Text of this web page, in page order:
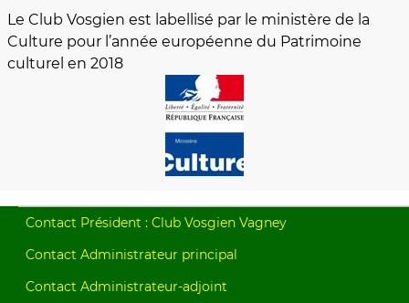
Le Club Vosgien est labellisé par le ministère de la
Culture pour l’année européenne du Patrimoine
culturel en 2018
Contact Président : Club Vosgien Vagney
Contact Administrateur principal
Contact Administrateur-adjoint